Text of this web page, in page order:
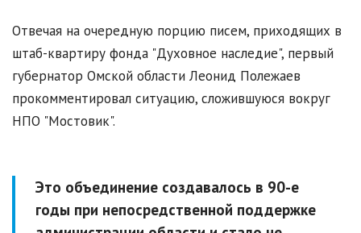
Отвечая на очередную порцию писем, приходящих в
штаб-квартиру фонда "Духовное наследие", первый
губернатор Омской области Леонид Полежаев
прокомментировал ситуацию, сложившуюся вокруг
НПО "Мостовик".
Это объединение создавалось в 90-е
годы при непосредственной поддержке